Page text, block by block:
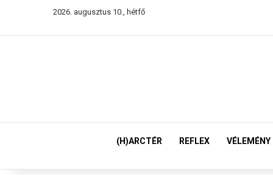
2026. augusztus 10., hétfő
(H)ARCTÉR REFLEX VÉLEMÉNY